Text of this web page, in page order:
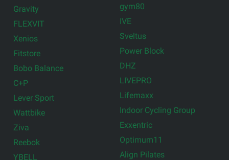
Gravity
FLEXVIT
Xenios
Fitstore
Bobo Balance
C+P
Lever Sport
Wattbike
Ziva
Reebok
YBELL
gym80
IVE
Sveltus
Power Block
DHZ
LIVEPRO
Lifemaxx
Indoor Cycling Group
Exxentric
Optimum11
Align Pilates